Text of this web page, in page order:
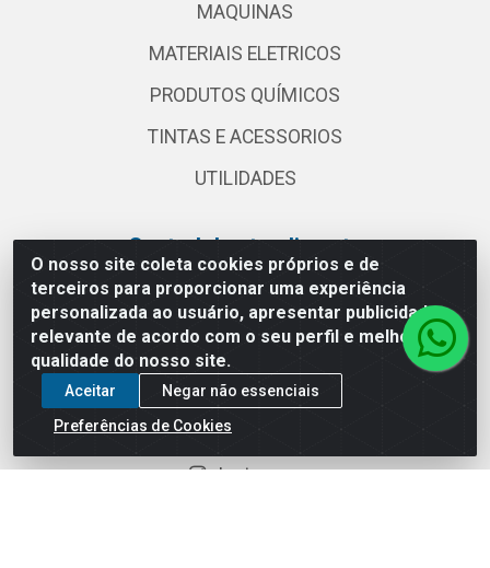
O nosso site coleta cookies próprios e de
terceiros para proporcionar uma experiência
personalizada ao usuário, apresentar publicidade
relevante de acordo com o seu perfil e melhorar a
qualidade do nosso site.
Aceitar
Negar não essenciais
Preferências de Cookies
MAQUINAS
MATERIAIS ELETRICOS
PRODUTOS QUÍMICOS
TINTAS E ACESSORIOS
UTILIDADES
Central de atendimento
(11) 2030 3000
vendas@globalatacadista.com.br
Horário de atendimento: Segunda a Sexta das
07:30h às 18h.
Redes sociais
Instagram